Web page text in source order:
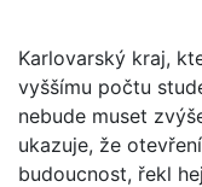
Karlovarský kraj,
vyššímu počtu
nebude muset
ukazuje, že
budoucnost, řekl